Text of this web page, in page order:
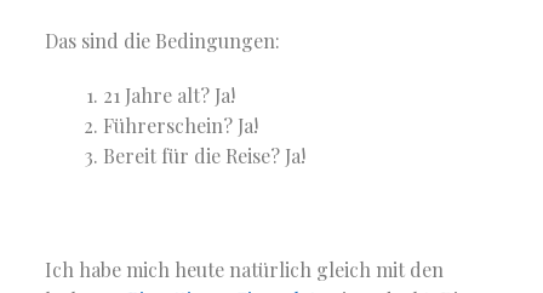
Das sind die Bedingungen:
21 Jahre alt? Ja!
Führerschein? Ja!
Bereit für die Reise? Ja!
Ich habe mich heute natürlich gleich mit den